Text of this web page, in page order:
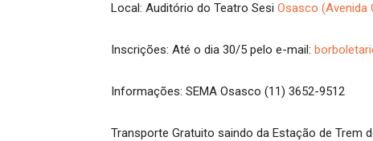
Local: Auditório do Teatro Sesi Osasco (Avenida
Inscrições: Até o dia 30/5 pelo e-mail:
Informações: SEMA Osasco (11) 3652-9512
Transporte Gratuito saindo da Estação de Trem